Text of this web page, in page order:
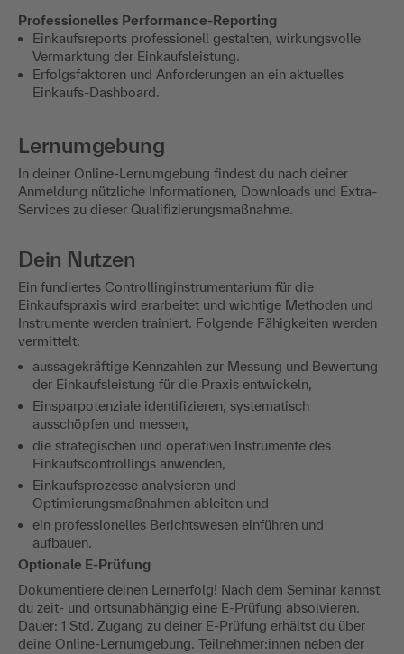
Professionelles Performance-Reporting
Einkaufsreports professionell gestalten, wirkungsvolle
Vermarktung der Einkaufsleistung.
Erfolgsfaktoren und Anforderungen an ein aktuelles
Einkaufs-Dashboard.
Lernumgebung
In deiner Online-Lernumgebung findest du nach deiner
Anmeldung nützliche Informationen, Downloads und Extra-
Services zu dieser Qualifizierungsmaßnahme.
Dein Nutzen
Ein fundiertes Controllinginstrumentarium für die
Einkaufspraxis wird erarbeitet und wichtige Methoden und
Instrumente werden trainiert. Folgende Fähigkeiten werden
vermittelt:
aussagekräftige Kennzahlen zur Messung und Bewertung
der Einkaufsleistung für die Praxis entwickeln,
Einsparpotenziale identifizieren, systematisch
ausschöpfen und messen,
die strategischen und operativen Instrumente des
Einkaufscontrollings anwenden,
Einkaufsprozesse analysieren und
Optimierungsmaßnahmen ableiten und
ein professionelles Berichtswesen einführen und
aufbauen.
Optionale E-Prüfung
Dokumentiere deinen Lernerfolg! Nach dem Seminar kannst
du zeit- und ortsunabhängig eine E-Prüfung absolvieren.
Dauer: 1 Std. Zugang zu deiner E-Prüfung erhältst du über
deine Online-Lernumgebung. Teilnehmer:innen neben der